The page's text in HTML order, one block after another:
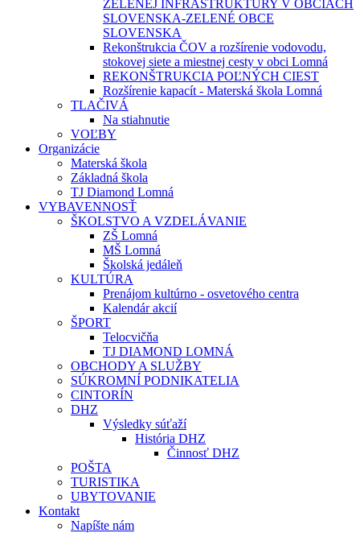
ZELENEJ INFRAŠTRUKTÚRY V OBCIACH
SLOVENSKA-ZELENÉ OBCE
SLOVENSKA
Rekonštrukcia ČOV a rozšírenie vodovodu,
stokovej siete a miestnej cesty v obci Lomná
REKONŠTRUKCIA POĽNÝCH CIEST
Rozšírenie kapacít - Materská škola Lomná
TLAČIVÁ
Na stiahnutie
VOĽBY
Organizácie
Materská škola
Základná škola
TJ Diamond Lomná
VYBAVENNOSŤ
ŠKOLSTVO A VZDELÁVANIE
ZŠ Lomná
MŠ Lomná
Školská jedáleň
KULTÚRA
Prenájom kultúrno - osvetového centra
Kalendár akcií
ŠPORT
Telocvičňa
TJ DIAMOND LOMNÁ
OBCHODY A SLUŽBY
SÚKROMNÍ PODNIKATELIA
CINTORÍN
DHZ
Výsledky súťaží
História DHZ
Činnosť DHZ
POŠTA
TURISTIKA
UBYTOVANIE
Kontakt
Napíšte nám